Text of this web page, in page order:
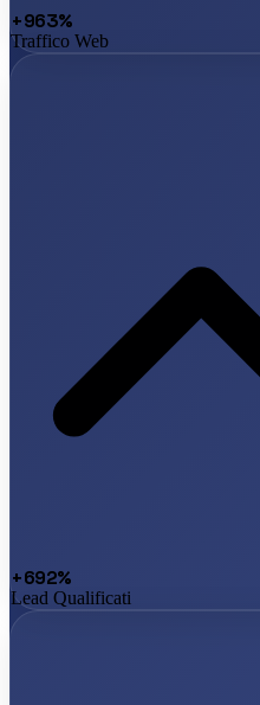
+963%
Traffico Web
+692%
Lead Qualificati